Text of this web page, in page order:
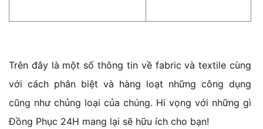
Trên đây là một số thông tin về fabric và textile cùng
với cách phân biệt và hàng loạt những công dụng
cũng như chủng loại của chúng. Hi vọng với những gì
Đồng Phục 24H mang lại sẽ hữu ích cho bạn!